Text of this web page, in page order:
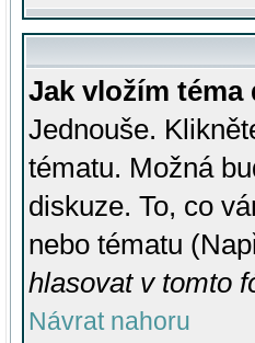
Jak vložím téma
Jednouše.
tématu. Možná
diskuze. To, co
nebo tématu
hlasovat v tomto
Návrat nahoru